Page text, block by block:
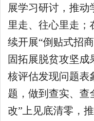
展学习研讨，推动
里走、往心里走；
续开展“倒贴式招
固拓展脱贫攻坚
核评估发现问题表
题，做到查实、查
改”上见底清零，